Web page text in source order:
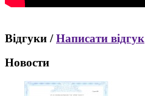
Відгуки /Написати відгук
Новости